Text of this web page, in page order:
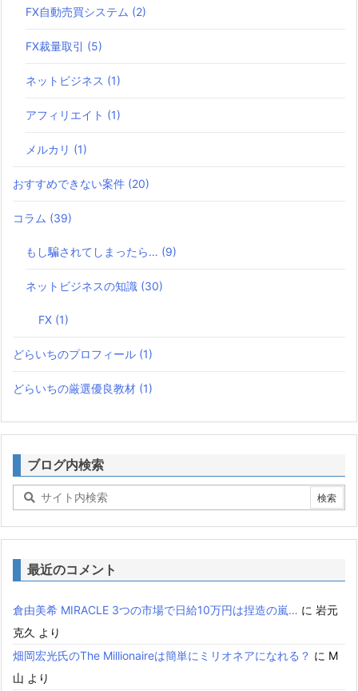
FX自動売買システム (2)
FX裁量取引 (5)
ネットビジネス (1)
アフィリエイト (1)
メルカリ (1)
おすすめできない案件 (20)
コラム (39)
もし騙されてしまったら… (9)
ネットビジネスの知識 (30)
FX (1)
どらいちのプロフィール (1)
どらいちの厳選優良教材 (1)
ブログ内検索
最近のコメント
倉由美希 MIRACLE 3つの市場で日給10万円は捏造の嵐… に 岩元
克久 より
畑岡宏光氏のThe Millionaireは簡単にミリオネアになれる？ に M
山 より